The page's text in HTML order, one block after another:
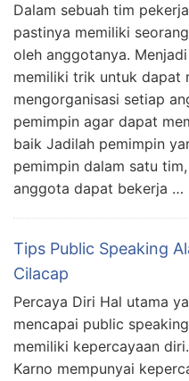
Dalam sebuah tim
pastinya memiliki
oleh anggotanya.
memiliki trik untuk dapat
mengorganisasi setiap
pemimpin agar dapat
baik Jadilah pemimpin
pemimpin dalam satu
anggota dapat bekerja …
Tips Public Speaking
Cilacap
Percaya Diri Hal utama
mencapai public
memiliki kepercayaan
Karno mempunyai